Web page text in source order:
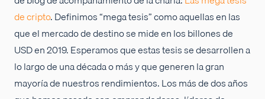
de cripto. Definimos “mega tesis” como aquellas en las
que el mercado de destino se mide en los billones de
USD en 2019. Esperamos que estas tesis se desarrollen a
lo largo de una década o más y que generen la gran
mayoría de nuestros rendimientos. Los más de dos años